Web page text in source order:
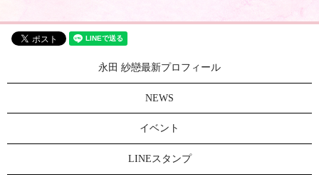
永田 紗戀最新プロフィール
NEWS
イベント
LINEスタンプ